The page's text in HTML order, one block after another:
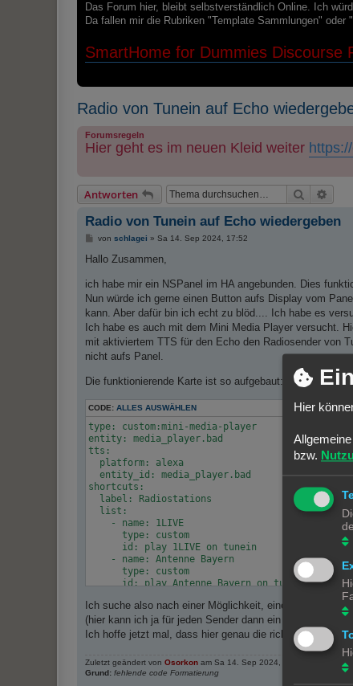
Das Forum hier, bleibt selbstverständlich Online. Ich
Da fallen mir die Rubriken "Template Sammlungen"
SmartHome for Dummies Discourse
Radio von Tunein auf Echo
Forumsregeln
Hier geht es im neuen Kleid weiter
Antworten Suche
Radio von Tunein auf Echo wiedergeben
B
i
a
g
von schlagei » Sa 14. Sep 2024, 17:52
Hallo Zusammen,
ich habe mir ein NSPanel im HA angebunden. Dies
Nun würde ich gerne einen Button aufs Display vom
kann. Aber dafür bin ich echt zu blöd.... Ich habe es
Ich habe es auch mit dem Mini Media Player versucht.
mit aktiviertem TTS für den Echo den Radiosender von
nicht aufs Panel.
Die funktionierende Karte ist so aufgebaut:
CODE: ALLES AUSWÄHLEN
type: custom:mini-media-player
entity: media_player.bad
tts:
  platform: alexa
  entity_id: media_player.bad
shortcuts:
  label: Radiostations
  list:
    - name: 1LIVE
      type: custom
      id: play 1LIVE on tunein
    - name: Antenne Bayern
      type: custom
      id: play Antenne Bayern on tunein
      type: custom
      id: play Hitradio OE3 on tunein
show_source: icon
sound_mode: icon
artwork: material
info: scroll
Ich suche also nach einer Möglichkeit, eine Szene oder
(hier kann ich ja für jeden Sender dann ein eigenes
Ich hoffe jetzt mal, dass hier genau die richtigen Profis
Zuletzt geändert von Osorkon am Sa 14. Sep 2024, 18:08, insgesamt
Grund: fehlende code Formatierung
Hier
bzw.